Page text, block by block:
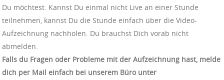
Du möchtest. Kannst Du einmal nicht Live an einer Stunde
teilnehmen, kannst Du die Stunde einfach über die Video-
Aufzeichnung nachholen. Du brauchst Dich vorab nicht
abmelden.
Falls du Fragen oder Probleme mit der Aufzeichnung hast, melde
dich per Mail einfach bei unserem Büro unter